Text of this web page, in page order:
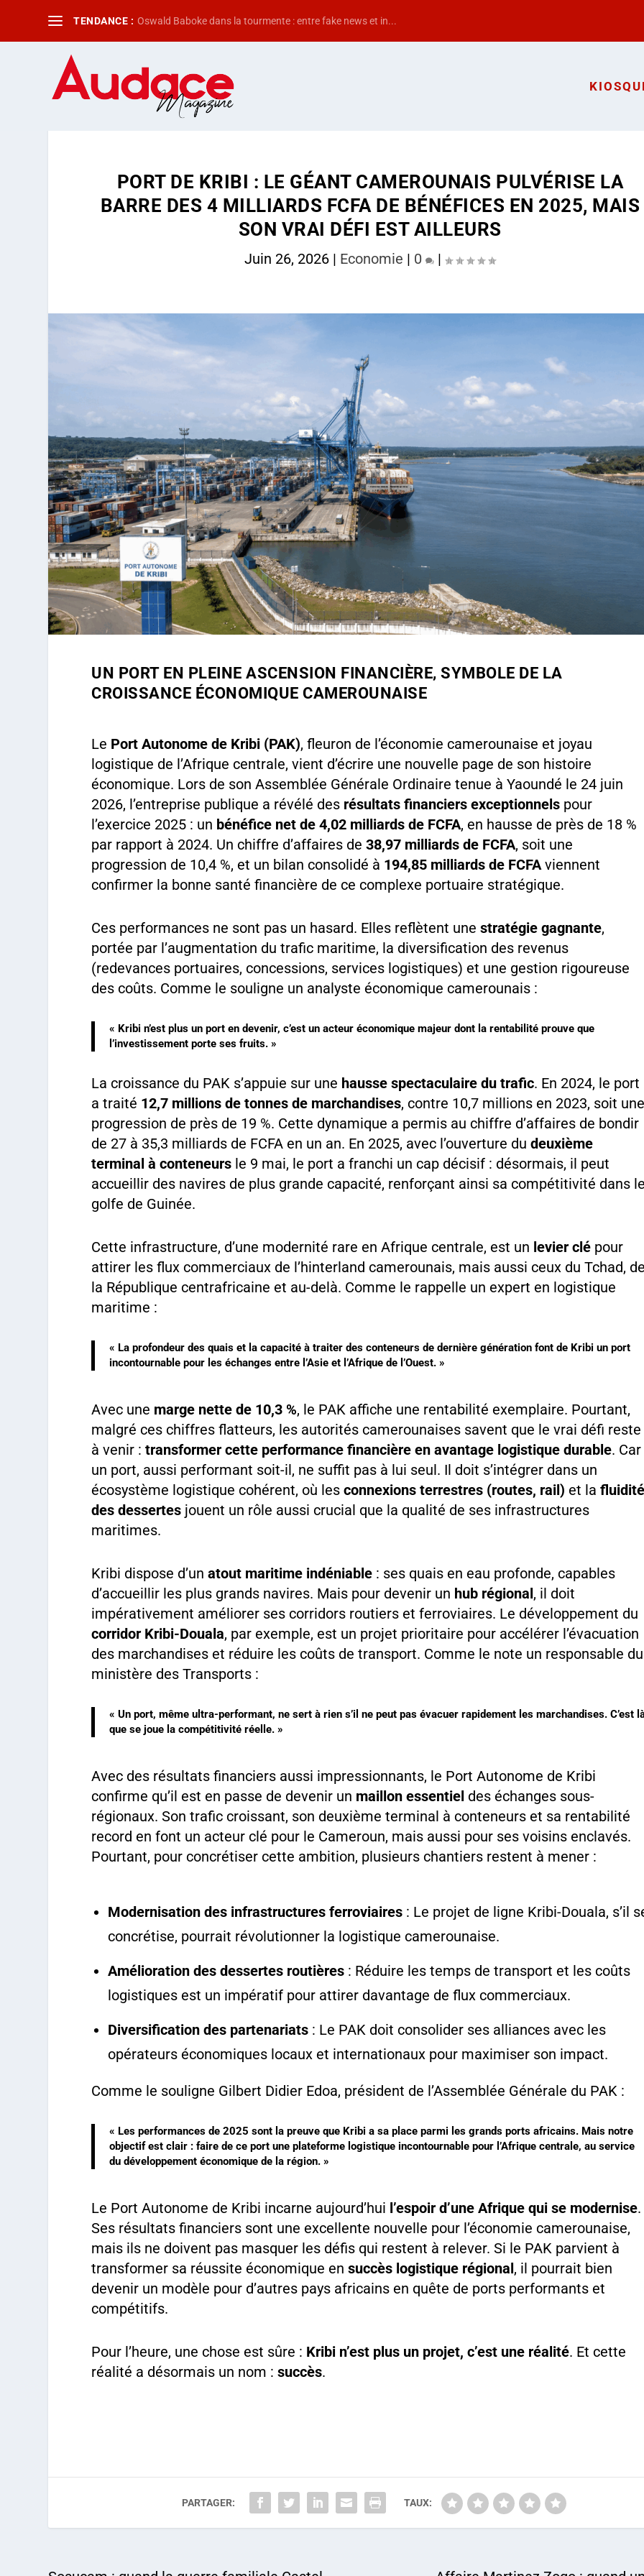
TENDANCE : Oswald Baboke dans la tourmente : entre fake news et in...
PORT DE KRIBI : LE GÉANT CAMEROUNAIS PULVÉRISE LA
BARRE DES 4 MILLIARDS FCFA DE BÉNÉFICES EN 2025, MAIS
SON VRAI DÉFI EST AILLEURS
Juin 26, 2026 | Economie | 0 |
UN PORT EN PLEINE ASCENSION FINANCIÈRE, SYMBOLE DE LA
CROISSANCE ÉCONOMIQUE CAMEROUNAISE
Le Port Autonome de Kribi (PAK), fleuron de l’économie camerounaise et joyau
logistique de l’Afrique centrale, vient d’écrire une nouvelle page de son histoire
économique. Lors de son Assemblée Générale Ordinaire tenue à Yaoundé le 24 juin
2026, l’entreprise publique a révélé des résultats financiers exceptionnels pour
l’exercice 2025 : un bénéfice net de 4,02 milliards de FCFA, en hausse de près de 18 %
par rapport à 2024. Un chiffre d’affaires de38,97 milliards de FCFA, soit une
progression de 10,4 %, et un bilan consolidé à 194,85 milliards de FCFAviennent
confirmer la bonne santé financière de ce complexe portuaire stratégique.
Ces performances ne sont pas un hasard. Elles reflètent unestratégie gagnante,
portée par l’augmentation du trafic maritime, la diversification des revenus
(redevances portuaires, concessions, services logistiques) et une gestion rigoureuse
des coûts. Comme le souligne un analyste économique camerounais :
« Kribi n’est plus un port en devenir, c’est un acteur économique majeur dont la rentabilité prouve que
l’investissement porte ses fruits. »
La croissance du PAK s’appuie sur une hausse spectaculaire du trafic. En 2024, le port
a traité 12,7 millions de tonnes de marchandises, contre 10,7 millions en 2023, soit
progression de près de 19 %. Cette dynamique a permis au chiffre d’affaires de bondir
de 27 à 35,3 milliards de FCFA en un an. En 2025, avec l’ouverture dudeuxième
terminal à conteneurs le 9 mai, le port a franchi un cap décisif : désormais, il peut
accueillir des navires de plus grande capacité, renforçant ainsi sa compétitivité dans
golfe de Guinée.
Cette infrastructure, d’une modernité rare en Afrique centrale, est un levier clé pour
attirer les flux commerciaux de l’hinterland camerounais, mais aussi ceux du Tchad,
la République centrafricaine et au-delà. Comme le rappelle un expert en logistique
maritime :
« La profondeur des quais et la capacité à traiter des conteneurs de dernière génération font de Kribi un port
incontournable pour les échanges entre l’Asie et l’Afrique de l’Ouest. »
Avec une marge nette de 10,3 %, le PAK affiche une rentabilité exemplaire. Pourtant,
malgré ces chiffres flatteurs, les autorités camerounaises savent que le vrai défi reste
à venir :transformer cette performance financière en avantage logistique durable. Car
un port, aussi performant soit-il, ne suffit pas à lui seul. Il doit s’intégrer dans un
écosystème logistique cohérent, où lesconnexions terrestres (routes, rail) et la
des dessertes jouent un rôle aussi crucial que la qualité de ses infrastructures
maritimes.
Kribi dispose d’unatout maritime indéniable : ses quais en eau profonde, capables
d’accueillir les plus grands navires. Mais pour devenir un hub régional , il doit
impérativement améliorer ses corridors routiers et ferroviaires. Le développement du
corridor Kribi-Douala, par exemple, est un projet prioritaire pour accélérer l’évacuation
des marchandises et réduire les coûts de transport. Comme le note un responsable du
ministère des Transports :
« Un port, même ultra-performant, ne sert à rien s’il ne peut pas évacuer rapidement les marchandises. C’est
que se joue la compétitivité réelle. »
Avec des résultats financiers aussi impressionnants, le Port Autonome de Kribi
confirme qu’il est en passe de devenir un maillon essentiel des échanges sous-
régionaux. Son trafic croissant, son deuxième terminal à conteneurs et sa rentabilité
record en font un acteur clé pour le Cameroun, mais aussi pour ses voisins enclavés.
Pourtant, pour concrétiser cette ambition, plusieurs chantiers restent à mener :
Modernisation des infrastructures ferroviaires : Le projet de ligne Kribi-Douala, s’il
concrétise, pourrait révolutionner la logistique camerounaise.
Amélioration des dessertes routières : Réduire les temps de transport et les coûts
logistiques est un impératif pour attirer davantage de flux commerciaux.
Diversification des partenariats : Le PAK doit consolider ses alliances avec les
opérateurs économiques locaux et internationaux pour maximiser son impact.
Comme le souligne Gilbert Didier Edoa, président de l’Assemblée Générale du PAK :
« Les performances de 2025 sont la preuve que Kribi a sa place parmi les grands ports africains. Mais notre
objectif est clair : faire de ce port une plateforme logistique incontournable pour l’Afrique centrale, au service
du développement économique de la région. »
Le Port Autonome de Kribi incarne aujourd’hui l’espoir d’une Afrique qui se modernise.
Ses résultats financiers sont une excellente nouvelle pour l’économie camerounaise,
mais ils ne doivent pas masquer les défis qui restent à relever. Si le PAK parvient à
transformer sa réussite économique ensuccès logistique régional , il pourrait bien
devenir un modèle pour d’autres pays africains en quête de ports performants et
compétitifs.
Pour l’heure, une chose est sûre : Kribi n’est plus un projet, c’est une réalité. Et cette
réalité a désormais un nom :succès.
PARTAGER: TAUX: